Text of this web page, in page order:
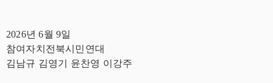
2026년 6월 9일
참여자치전북시민연대
김남규 김영기 윤찬영 이강주